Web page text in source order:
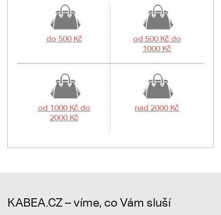
do 500 Kč
od 500 Kč do
1000 Kč
od 1000 Kč do
2000 Kč
nad 2000 Kč
KABEA.CZ – víme, co Vám sluší